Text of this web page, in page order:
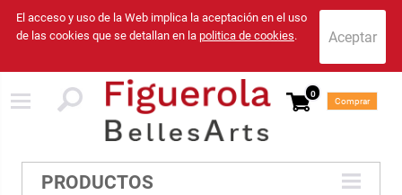
El acceso y uso de la Web implica la aceptación en el uso
de las cookies que se detallan en la politica de cookies.
0
Comprar
PRODUCTOS